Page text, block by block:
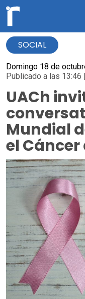
SOCIAL
Domingo 18 de
Publicado a las 13:46
UACh
Mundial
el